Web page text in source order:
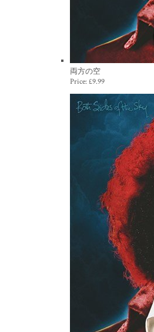
両方の空
Price:£9.99